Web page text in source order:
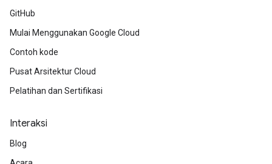
GitHub
Mulai Menggunakan Google Cloud
Contoh kode
Pusat Arsitektur Cloud
Pelatihan dan Sertifikasi
Interaksi
Blog